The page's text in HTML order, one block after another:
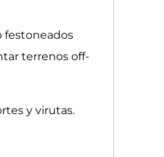
festoneados
terrenos off-
y virutas.